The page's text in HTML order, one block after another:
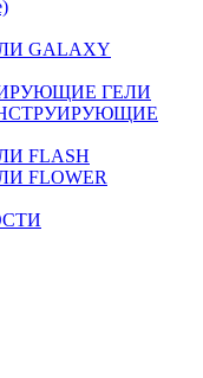
GALAXY
ГЕЛИ
FLASH
FLOWER